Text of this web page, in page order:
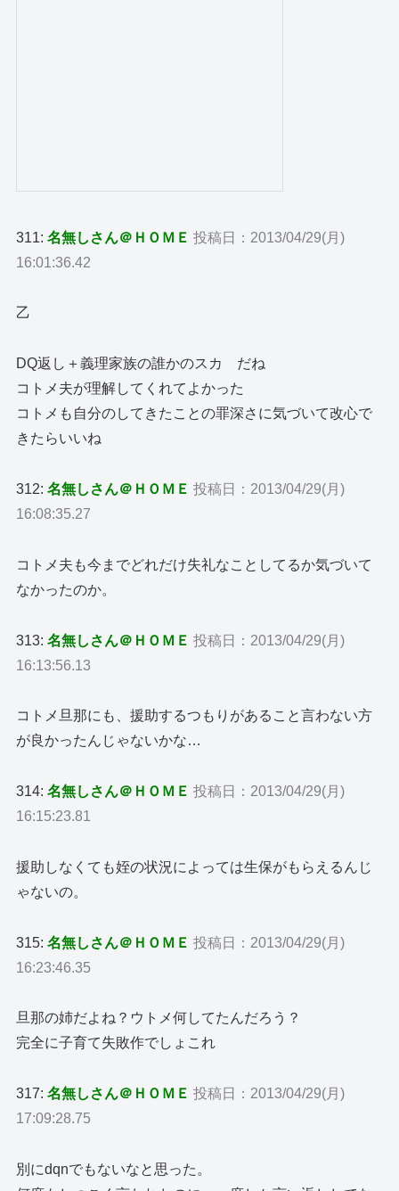
311:名無しさん＠ＨＯＭＥ 投稿日：2013/04/29(月)
16:01:36.42
乙
DQ返し＋義理家族の誰かのスカ だね
コトメ夫が理解してくれてよかった
コトメも自分のしてきたことの罪深さに気づいて改心で
きたらいいね
312:名無しさん＠ＨＯＭＥ 投稿日：2013/04/29(月)
16:08:35.27
コトメ夫も今までどれだけ失礼なことしてるか気づいて
なかったのか。
313:名無しさん＠ＨＯＭＥ 投稿日：2013/04/29(月)
16:13:56.13
コトメ旦那にも、援助するつもりがあること言わない方
が良かったんじゃないかな…
314:名無しさん＠ＨＯＭＥ 投稿日：2013/04/29(月)
16:15:23.81
援助しなくても姪の状況によっては生保がもらえるんじ
ゃないの。
315:名無しさん＠ＨＯＭＥ 投稿日：2013/04/29(月)
16:23:46.35
旦那の姉だよね？ウトメ何してたんだろう？
完全に子育て失敗作でしょこれ
317:名無しさん＠ＨＯＭＥ 投稿日：2013/04/29(月)
17:09:28.75
別にdqnでもないなと思った。